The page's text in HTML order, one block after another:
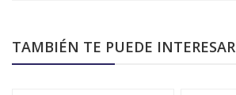
TAMBIÉN TE PUEDE INTERESAR